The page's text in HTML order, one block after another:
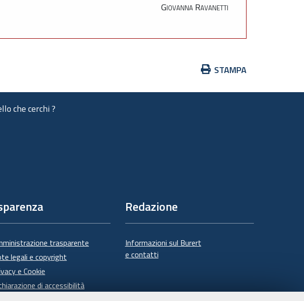
Giovanna Ravanetti
Azioni
documento
STAMPA
che cerchi ?
trasparente
legali e copyright
e Cookie
di accessibilità
Redazione
Informazioni sul Burert
e contatti